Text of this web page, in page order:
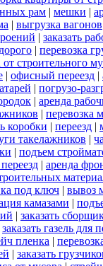
рам | мешки |
| выгрузка вагонов
| заказать
| перевозка
строительного
| офисный переезд |
| погрузо-
| аренда
| перевозка
коробки | переезд |
такелажников |
| подъем
| аренда
под ключ | вывоз
камазами |
| заказать
заказать газель
пленка |
| заказать